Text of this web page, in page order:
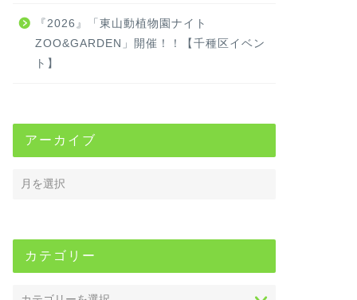
『2026』「東山動植物園ナイト
ZOO&GARDEN」開催！！【千種区イベン
ト】
アーカイブ
カテゴリー